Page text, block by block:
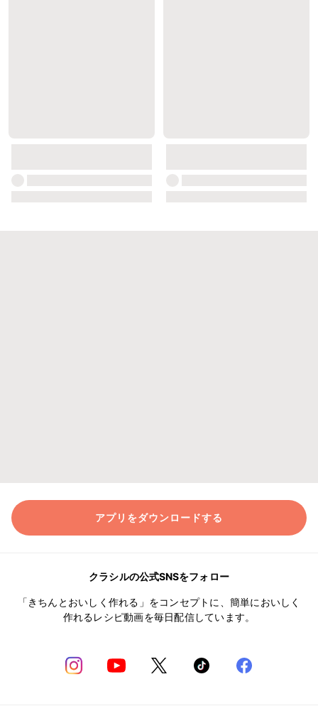
アプリをダウンロードする
クラシルの公式SNSをフォロー
「きちんとおいしく作れる」をコンセプトに、簡単においしく
作れるレシピ動画を毎日配信しています。